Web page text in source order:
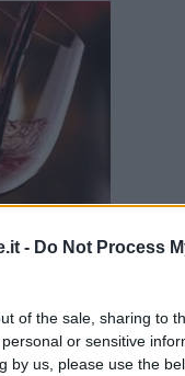
- Do Not Process
of the sale, sharing to
or sensitive
by us, please use the
di finanza un giro di
Doc Bolgheri